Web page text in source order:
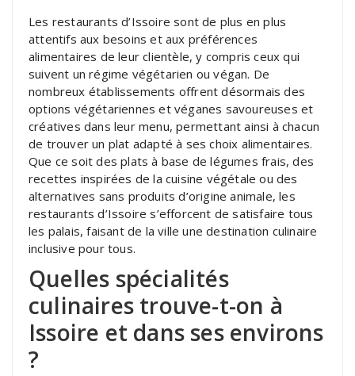
Les restaurants d’Issoire sont de plus en plus
attentifs aux besoins et aux préférences
alimentaires de leur clientèle, y compris ceux qui
suivent un régime végétarien ou végan. De
nombreux établissements offrent désormais des
options végétariennes et véganes savoureuses et
créatives dans leur menu, permettant ainsi à chacun
de trouver un plat adapté à ses choix alimentaires.
Que ce soit des plats à base de légumes frais, des
recettes inspirées de la cuisine végétale ou des
alternatives sans produits d’origine animale, les
restaurants d’Issoire s’efforcent de satisfaire tous
les palais, faisant de la ville une destination culinaire
inclusive pour tous.
Quelles spécialités
culinaires trouve-t-on à
Issoire et dans ses environs
?